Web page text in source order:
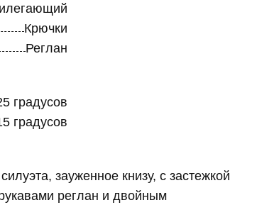
Крючки
Реглан
градусов
градусов
зауженное книзу, с застежкой
реглан и двойным